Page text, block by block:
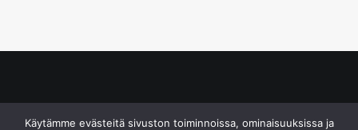
Käytämme evästeitä sivuston toiminnoissa, ominaisuuksissa ja